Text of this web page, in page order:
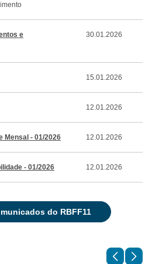
e
30.01.2026
15.01.2026
12.01.2026
Mensal - 01/2026 12.01.2026
- 01/2026 12.01.2026
do RBFF11